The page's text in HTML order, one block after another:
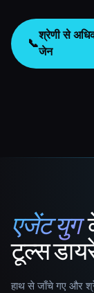
📞
श्रेणी से
जेन
That AI
एजेंट युग
टूल्स
हाथ से जाँचे गए और